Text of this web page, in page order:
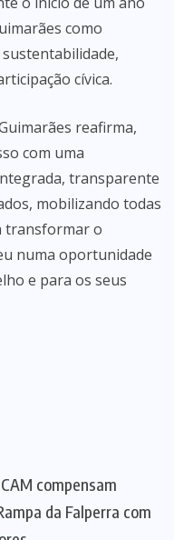
como
cívica.
reafirma,
com uma
transparente
mobilizando todas
transformar o
numa oportunidade
e para os seus
compensam
da Falperra com